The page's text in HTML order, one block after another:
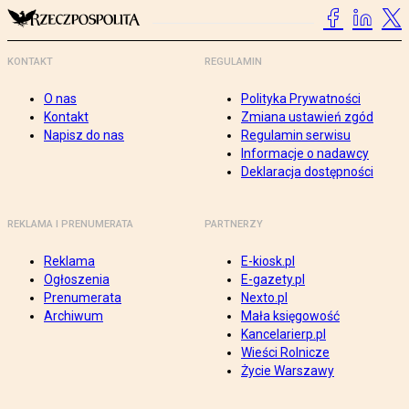
KONTAKT
O nas
Kontakt
Napisz do nas
REGULAMIN
Polityka Prywatności
Zmiana ustawień zgód
Regulamin serwisu
Informacje o nadawcy
Deklaracja dostępności
REKLAMA I PRENUMERATA
Reklama
Ogłoszenia
Prenumerata
Archiwum
PARTNERZY
E-kiosk.pl
E-gazety.pl
Nexto.pl
Mała księgowość
Kancelarierp.pl
Wieści Rolnicze
Życie Warszawy